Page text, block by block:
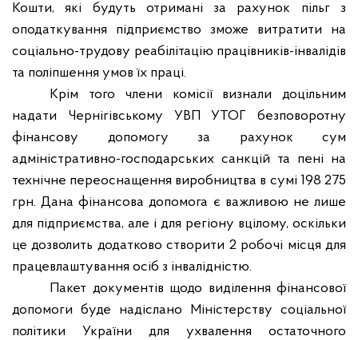
Кошти, які будуть отримані за рахунок пільг з
оподаткування підприємство зможе витратити на
соціально-трудову реабілітацію працівників-інвалідів
та поліпшення умов їх праці.
Крім того члени комісії визнали доцільним
надати Чернігівському УВП УТОГ безповоротну
фінансову допомогу за рахунок сум
адміністративно-господарських санкцій та пені на
технічне переоснащення виробництва в сумі 198 275
грн. Дана фінансова допомога є важливою не лише
для підприємства, але і для регіону вцілому, оскільки
це дозволить додатково створити 2 робочі місця для
працевлаштування осіб з інвалідністю.
Пакет документів щодо виділення фінансової
допомоги буде надіслано Міністерству соціальної
політики України для ухвалення остаточного